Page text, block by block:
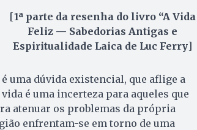
[1ª parte da resenha do livro “A Vida
Feliz — Sabedorias Antigas e
Espiritualidade Laica de Luc Ferry]
uma dúvida existencial, que aflige a
é uma incerteza para aqueles que
atenuar os problemas da própria
enfrentam-se em torno de uma